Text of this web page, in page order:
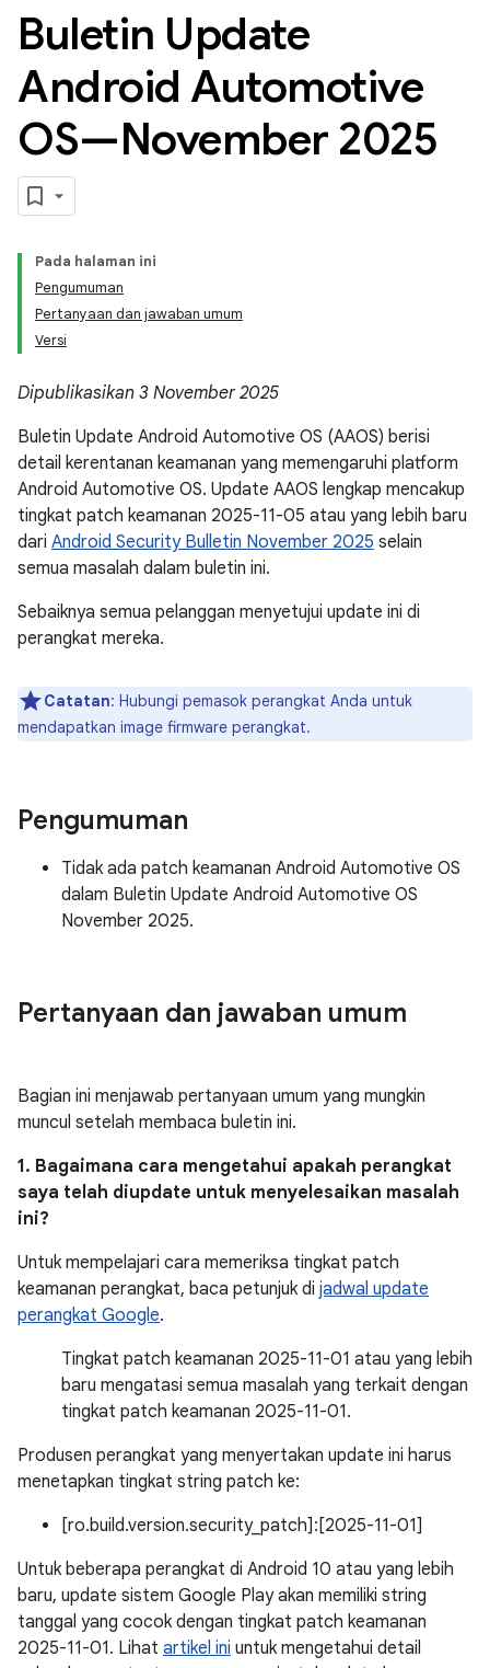
Buletin Update
Android Automotive
OS—November 2025
Pada halaman ini
Pengumuman
Pertanyaan dan jawaban umum
Versi
Dipublikasikan 3 November 2025
Buletin Update Android Automotive OS (AAOS) berisi
detail kerentanan keamanan yang memengaruhi platform
Android Automotive OS. Update AAOS lengkap mencakup
tingkat patch keamanan 2025-11-05 atau yang lebih baru
dari Android Security Bulletin November 2025 selain
semua masalah dalam buletin ini.
Sebaiknya semua pelanggan menyetujui update ini di
perangkat mereka.
Catatan: Hubungi pemasok perangkat Anda untuk
mendapatkan image firmware perangkat.
Pengumuman
Tidak ada patch keamanan Android Automotive OS
dalam Buletin Update Android Automotive OS
November 2025.
Pertanyaan dan jawaban umum
Bagian ini menjawab pertanyaan umum yang mungkin
muncul setelah membaca buletin ini.
1. Bagaimana cara mengetahui apakah perangkat
saya telah diupdate untuk menyelesaikan masalah
ini?
Untuk mempelajari cara memeriksa tingkat patch
keamanan perangkat, baca petunjuk di jadwal update
perangkat Google.
Tingkat patch keamanan 2025-11-01 atau yang lebih
baru mengatasi semua masalah yang terkait dengan
tingkat patch keamanan 2025-11-01.
Produsen perangkat yang menyertakan update ini harus
menetapkan tingkat string patch ke:
[ro.build.version.security_patch]:[2025-11-01]
Untuk beberapa perangkat di Android 10 atau yang lebih
baru, update sistem Google Play akan memiliki string
tanggal yang cocok dengan tingkat patch keamanan
2025-11-01. Lihat artikel ini untuk mengetahui detail